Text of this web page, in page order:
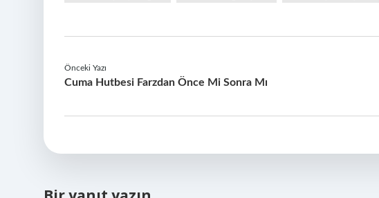
Önceki Yazı
Cuma Hutbesi Farzdan Önce Mi Sonra Mı